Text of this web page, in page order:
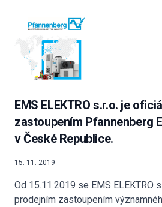
EMS ELEKTRO s.r.o. je
zastoupením Pfannenberg
v České Republice.
15. 11. 2019
Od 15.11.2019 se EMS ELEKTRO
prodejním zastoupením